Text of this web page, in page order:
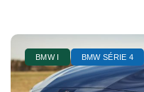
BMW I BMW SÉRIE 4